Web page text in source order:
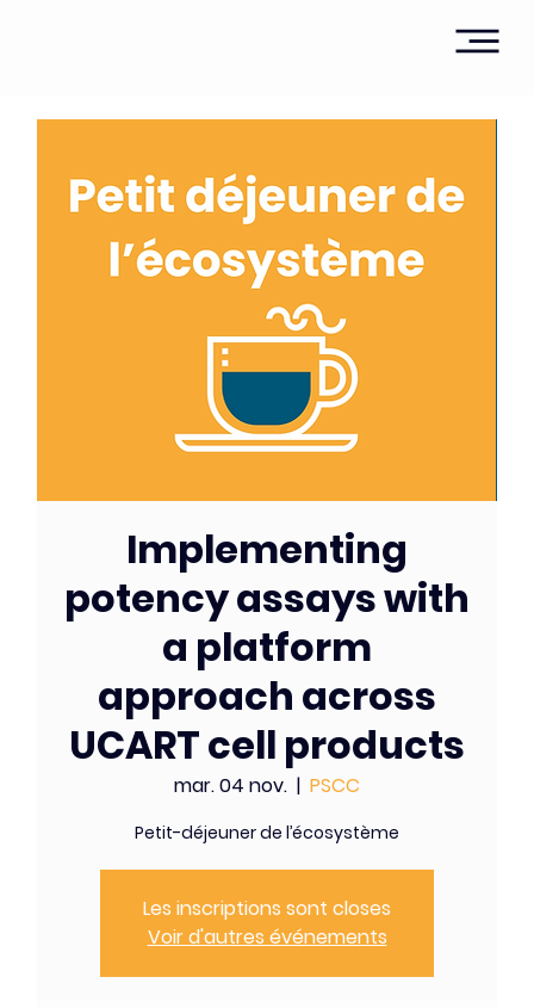
Implementing
potency assays with
a platform
approach across
UCART cell products
mar. 04 nov.
  |
PSCC
Petit-déjeuner de l’écosystème
Les inscriptions sont closes
Voir d'autres événements